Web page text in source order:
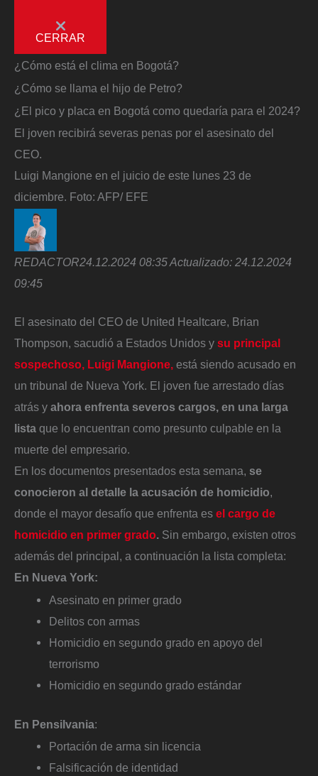
CERRAR
¿Cómo está el clima en Bogotá?
¿Cómo se llama el hijo de Petro?
¿El pico y placa en Bogotá como quedaría para el 2024?
El joven recibirá severas penas por el asesinato del
CEO.
Luigi Mangione en el juicio de este lunes 23 de
diciembre. Foto: AFP/ EFE
REDACTOR24.12.2024 08:35Actualizado: 24.12.2024
09:45
El asesinato del CEO de United Healtcare, Brian
Thompson, sacudió a Estados Unidos y su principal
sospechoso, Luigi Mangione, está siendo acusado en
un tribunal de Nueva York. El joven fue arrestado días
atrás y ahora enfrenta severos cargos, en una larga
lista que lo encuentran como presunto culpable en la
muerte del empresario.
En los documentos presentados esta semana, se
conocieron al detalle la acusación de homicidio,
donde el mayor desafío que enfrenta es el cargo de
homicidio en primer grado. Sin embargo, existen otros
además del principal, a continuación la lista completa:
En Nueva York:
Asesinato en primer grado
Delitos con armas
Homicidio en segundo grado en apoyo del
terrorismo
Homicidio en segundo grado estándar
En Pensilvania:
Portación de arma sin licencia
Falsificación de identidad